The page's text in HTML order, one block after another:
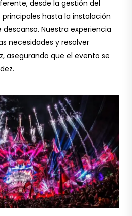
desde la gestión del
hasta la instalación
descanso. Nuestra experiencia
necesidades y resolver
asegurando que el evento se